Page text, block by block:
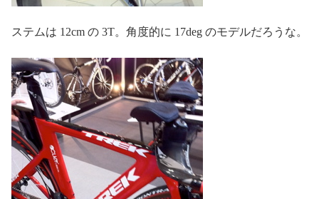
ステムは 12cm の 3T。角度的に 17deg のモデルだろうな。